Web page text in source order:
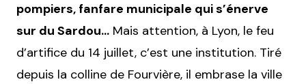
pompiers, fanfare municipale qui s’énerve
sur du Sardou… Mais attention, à Lyon, le feu
d’artifice du 14 juillet, c’est une institution. Tiré
depuis la colline de Fourvière, il embrase la ville